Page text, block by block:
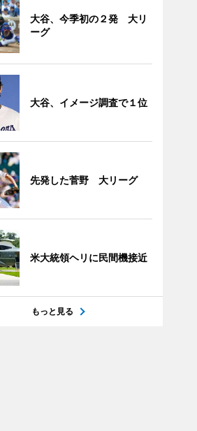
大谷、今季初の２発 大リ
ーグ
大谷、イメージ調査で１位
先発した菅野 大リーグ
米大統領ヘリに民間機接近
もっと見る